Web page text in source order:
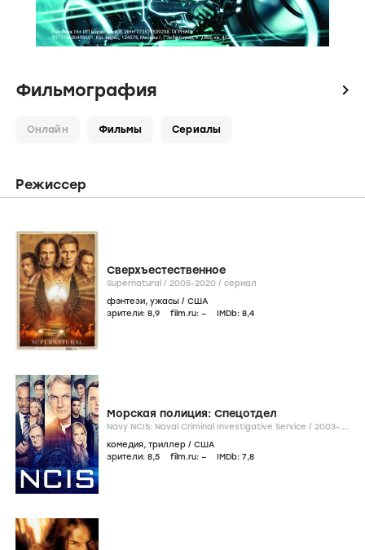
Фильмография icon
Онлайн Фильмы Сериалы
Режиссер
Сверхъестественное
Supernatural / 2005-2020 / сериал
фэнтези, ужасы / США
зрители: 8,9 film.ru: – IMDb: 8,4
Морская полиция: Cпецотдел
Navy NCIS: Naval Criminal Investigative Service / 2003-...
комедия, триллер / США
зрители: 8,5 film.ru: – IMDb: 7,8